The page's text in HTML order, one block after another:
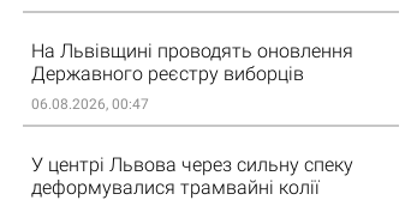
На Львівщині проводять оновлення
Державного реєстру виборців
06.08.2026, 00:47
У центрі Львова через сильну спеку
деформувалися трамвайні колії